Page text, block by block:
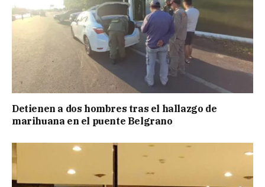
Detienen a dos hombres tras el hallazgo de
marihuana en el puente Belgrano